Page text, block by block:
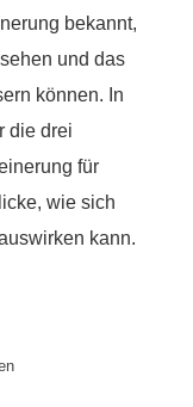
bekannt,
und das
können. In
die drei
für
wie sich
kann.